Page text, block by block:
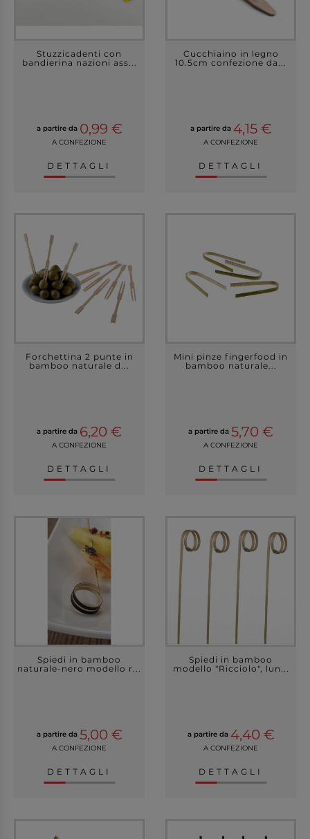
Stuzzicadenti con
bandierina nazioni ass...
a partire da 0,99 €
A CONFEZIONE
DETTAGLI
Cucchiaino in legno
10.5cm confezione da...
a partire da 4,15 €
A CONFEZIONE
DETTAGLI
Forchettina 2 punte in
bamboo naturale d...
a partire da 6,20 €
A CONFEZIONE
DETTAGLI
Mini pinze fingerfood in
bamboo naturale...
a partire da 5,70 €
A CONFEZIONE
DETTAGLI
Spiedi in bamboo
naturale-nero modello r...
a partire da 5,00 €
A CONFEZIONE
DETTAGLI
Spiedi in bamboo
modello "Ricciolo", lun...
a partire da 4,40 €
A CONFEZIONE
DETTAGLI